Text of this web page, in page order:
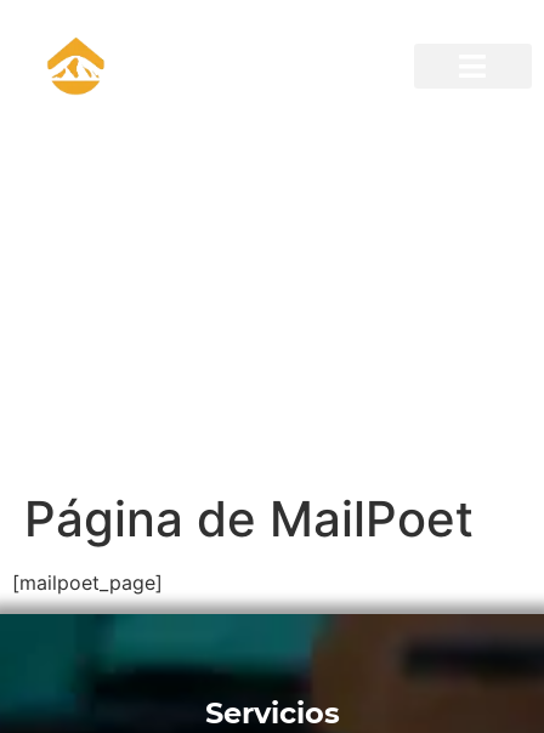
Página de MailPoet
[mailpoet_page]
Servicios